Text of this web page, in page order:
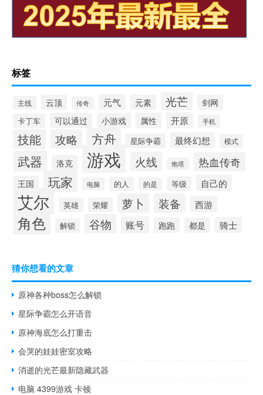
标签
主线 云顶 传奇 元气 元素 光芒 剑网
卡丁车 可以通过 小游戏 属性 开原 手机
技能 攻略 方舟 星际争霸 最终幻想 模式
武器 洛克 游戏 火线 炮塔 热血传奇
王国 玩家 电脑 的人 的是 等级 自己的
艾尔 英雄 荣耀 萝卜 装备 西游
角色 解锁 谷物 账号 跑跑 都是 骑士
猜你想看的文章
原神各种boss怎么解锁
星际争霸怎么开语音
原神海底怎么打重击
会哭的娃娃密室攻略
消逝的光芒最新隐藏武器
电脑 4399游戏 卡顿